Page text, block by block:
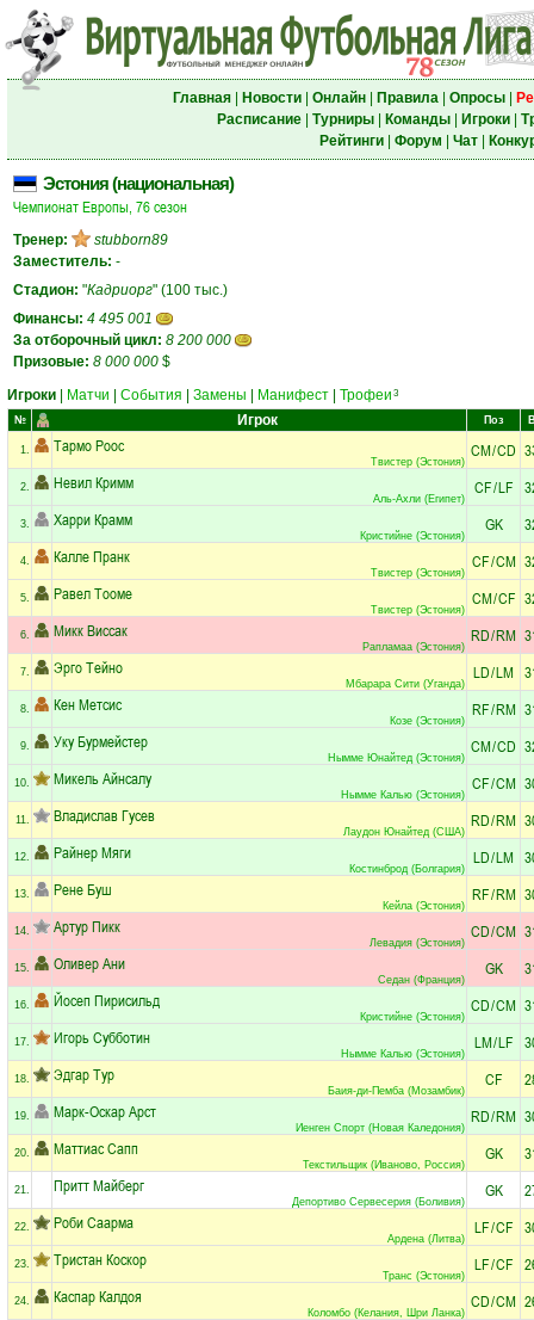
Главная| Новости| Онлайн| Правила| Опросы|
Расписание| Турниры| Команды| Игроки|
Рейтинги| Форум Чат|
Эстония (национальная)
Чемпионат Европы, 76 сезон
Тренер:
stubborn89
Заместитель: -
Стадион: "Кадриорг" (100 тыс.)
Финансы: 4 495 001
За отборочный цикл: 8 200 000
Призовые: 8 000 000 $
Игроки
Матчи События Замены Манифест Трофеи 3
№ Игрок Поз
1. Тармо Роос
Твистер (Эстония)
CM/CD
2. Невил Кримм
Аль-Ахли (Египет)
CF/LF
3. Харри Крамм
Кристийне (Эстония)
GK
4. Калле Пранк
Твистер (Эстония)
CF/CM
5. Равел Тооме
Твистер (Эстония)
CM/CF
6. Микк Виссак
Рапламаа (Эстония)
RD/RM
7. Эрго Тейно
Мбарара Сити (Уганда)
LD/LM
8. Кен Метсис
Козе (Эстония)
RF/RM
9. Уку Бурмейстер
Нымме Юнайтед (Эстония)
CM/CD
10. Микель Айнсалу
Нымме Калью (Эстония)
CF/CM
11. Владислав Гусев
Лаудон Юнайтед (США)
RD/RM
12. Райнер Мяги
Костинброд (Болгария)
LD/LM
13. Рене Буш
Кейла (Эстония)
RF/RM
14. Артур Пикк
Левадия (Эстония)
CD/CM
15. Оливер Ани
Седан (Франция)
GK
16. Йосеп Пирисильд
Кристийне (Эстония)
CD/CM
17. Игорь Субботин
Нымме Калью (Эстония)
LM/LF
18. Эдгар Тур
Баия-ди-Пемба (Мозамбик)
CF
19. Марк-Оскар Арст
Иенген Спорт (Новая Каледония)
RD/RM
20. Маттиас Сапп
Текстильщик (Иваново, Россия)
GK
21. Притт Майберг
Депортиво Сервесерия (Боливия)
GK
22. Роби Саарма
Ардена (Литва)
LF/CF
23. Тристан Коскор
Транс (Эстония)
LF/CF
24. Каспар Калдоя
Коломбо (Келания, Шри Ланка)
CD/CM